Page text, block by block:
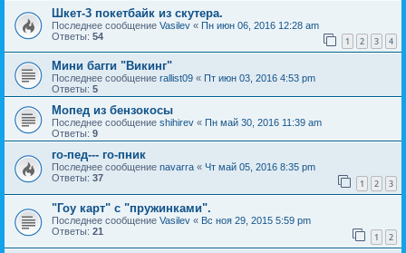
Шкет-3 покетбайк из скутера.
Последнее сообщение Vasilev « Пн июн 06, 2016 12:28 am
Ответы: 54 1 2 3 4
Мини багги "Викинг"
Последнее сообщение rallist09 « Пт июн 03, 2016 4:53 pm
Ответы: 5
Мопед из бензокосы
Последнее сообщение shihirev « Пн май 30, 2016 11:39 am
Ответы: 9
го-пед--- го-пник
Последнее сообщение navarra « Чт май 05, 2016 8:35 pm
Ответы: 37 1 2 3
"Гоу карт" с "пружинками".
Последнее сообщение Vasilev « Вс ноя 29, 2015 5:59 pm
Ответы: 21 1 2